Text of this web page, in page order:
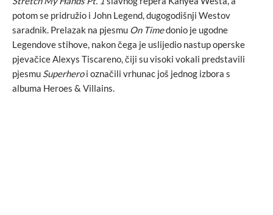
potom se pridružio i John Legend, dugogodišnji Westov
saradnik. Prelazak na pjesmu On Timedonio je ugodne
Legendove stihove, nakon čega je uslijedio nastup operske
pjevačice Alexys Tiscareno, čiji su visoki vokali predstavili
pjesmu Superheroi označili vrhunac još jednog izbora s
albuma Heroes & Villains.